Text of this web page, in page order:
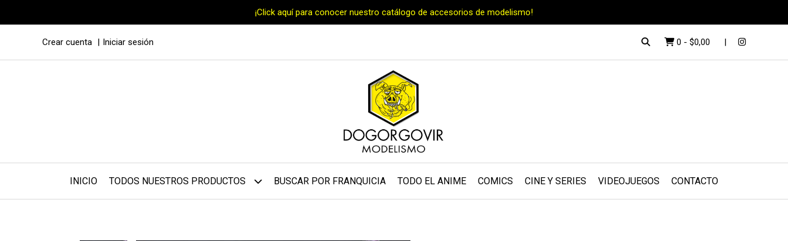
¡Click aquí para conocer nuestro catálogo de accesorios de modelismo!
Crear cuenta Iniciar sesión 0 - $0,00
INICIO TODOS NUESTROS PRODUCTOS BUSCAR POR FRANQUICIA TODO EL ANIME COMICS CINE Y SERIES VIDEOJUEGOS CONTACTO